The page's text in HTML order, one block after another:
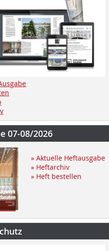
07-08/2026
» Aktuelle Heftausgabe
» Heftarchiv
» Heft bestellen